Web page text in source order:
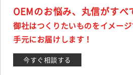
OEMのお悩み、丸信がすべ
御社はつくりたいものをイメー
手元にお届けします！
今すぐ相談する